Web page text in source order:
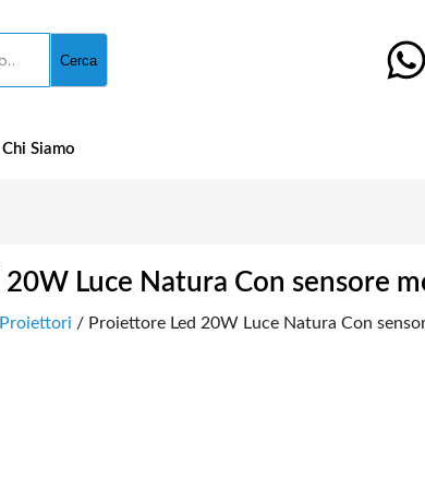
Cerca
Chi Siamo
20W Luce Natura Con sensore
Proiettori / Proiettore Led 20W Luce Natura Con